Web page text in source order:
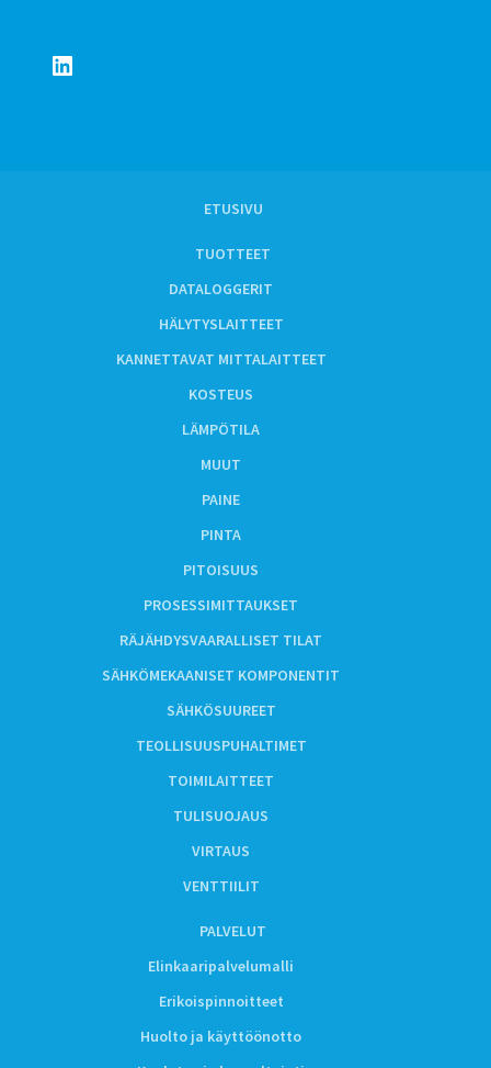
LinkedIn
ETUSIVU
TUOTTEET
DATALOGGERIT
HÄLYTYSLAITTEET
KANNETTAVAT MITTALAITTEET
KOSTEUS
LÄMPÖTILA
MUUT
PAINE
PINTA
PITOISUUS
PROSESSIMITTAUKSET
RÄJÄHDYSVAARALLISET TILAT
SÄHKÖMEKAANISET KOMPONENTIT
SÄHKÖSUUREET
TEOLLISUUSPUHALTIMET
TOIMILAITTEET
TULISUOJAUS
VIRTAUS
VENTTIILIT
PALVELUT
Elinkaaripalvelumalli
Erikoispinnoitteet
Huolto ja käyttöönotto